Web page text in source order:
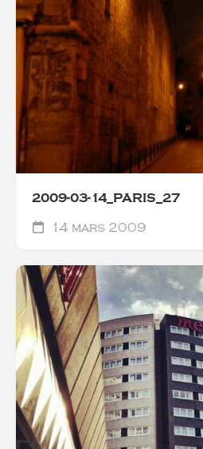
2009-03-14_PARIS_27
14 mars 2009